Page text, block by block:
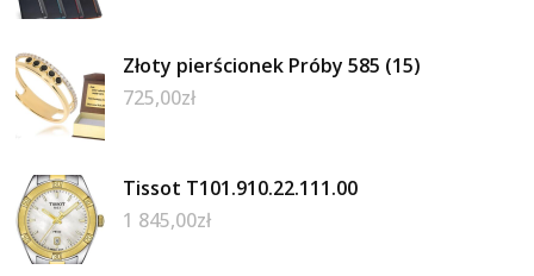
Złoty pierścionek Próby 585 (15)
725,00zł
Tissot T101.910.22.111.00
1 845,00zł